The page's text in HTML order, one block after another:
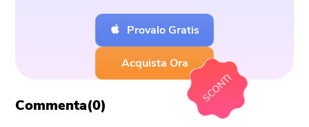
Provalo Gratis
Acquista Ora
SCONTI
Commenta(0)